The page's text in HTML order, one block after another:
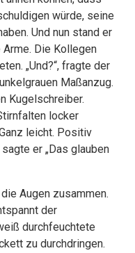
würde, seine
Und nun stand er
Die Kollegen
„Und?“, fragte der
Maßanzug.
Kugelschreiber.
locker
leicht. Positiv
er „Das glauben
Augen zusammen.
der
durchfeuchtete
zu durchdringen.